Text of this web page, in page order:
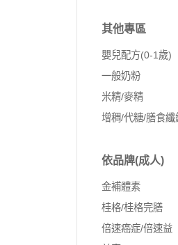
其他專區
嬰兒配方(0-1歲)
一般奶粉
米精/麥精
增稠/代糖/膳食纖
依品牌(成人)
金補體素
桂格/桂格完膳
倍速癌症/倍速益